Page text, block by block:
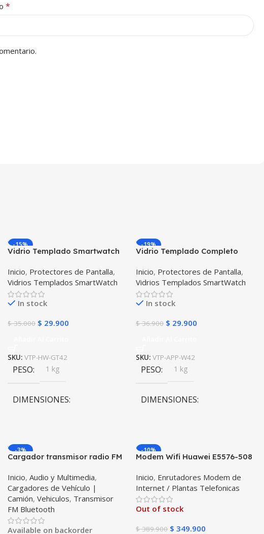
*
-15%
Vidrio Templado Smartwatch
Inicio, Protectores de Pantalla,
Vidrios Templados SmartWatch
In stock
$35.000 $ 29.900
SKU:VTP-HW-GT42
PESO 1 kg
DIMENSIONES
-19%
Vidrio Templado Completo
Inicio, Protectores de Pantalla,
Vidrios Templados SmartWatch
In stock
$36.900 $ 29.900
SKU:VTP-APP-W42
PESO 1 kg
DIMENSIONES
-3%
Cargador transmisor radio FM
automóvil Vehículos Camiones
de tres puertos 2USB + 1Tipo C
OPTIMUS BT23
Inicio,Audio y Multimedia,
Cargadores de Vehículo |
Camión,Vehiculos, Transmisor
FM Bluetooth
Available on backorder
-10%
Modem Wifi Huawei E5576-508
Operador
Inicio, Enrutadores Modem de
Internet / Plantas Telefonicas
Out of stock
$389.900 $ 349.900